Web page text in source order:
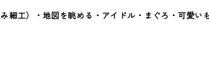
細工）・地図を眺める・アイドル・まぐろ・可愛い